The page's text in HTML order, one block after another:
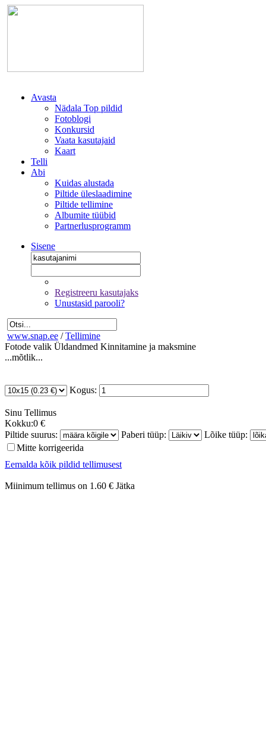
Avasta
Nädala Top pildid
Fotoblogi
Konkursid
Vaata kasutajaid
Kaart
Telli
Abi
Kuidas alustada
Piltide üleslaadimine
Piltide tellimine
Albumite tüübid
Partnerlusprogramm
Sisene
Registreeru kasutajaks
Unustasid parooli?
www.snap.ee / Tellimine
Fotode valik Üldandmed Kinnitamine ja maksmine
...mõtlik...
Kogus:
Sinu Tellimus
Kokku:0 €
Piltide suurus:
Paberi tüüp:
Lõike tüüp:
Mitte korrigeerida
Eemalda kõik pildid tellimusest
Miinimum tellimus on 1.60 € Jätka